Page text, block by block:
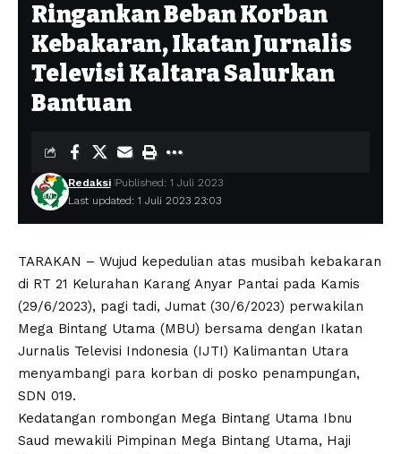
Ringankan Beban Korban
Kebakaran, Ikatan Jurnalis
Televisi Kaltara Salurkan
Bantuan
Last updated: 1 Juli 2023 23:03
Redaksi Published: 1 Juli 2023
TARAKAN – Wujud kepedulian atas musibah kebakaran
di RT 21 Kelurahan Karang Anyar Pantai pada Kamis
(29/6/2023), pagi tadi, Jumat (30/6/2023) perwakilan
Mega Bintang Utama (MBU) bersama dengan Ikatan
Jurnalis Televisi Indonesia (IJTI) Kalimantan Utara
menyambangi para korban di posko penampungan,
SDN 019.
Kedatangan rombongan Mega Bintang Utama Ibnu
Saud mewakili Pimpinan Mega Bintang Utama, Haji